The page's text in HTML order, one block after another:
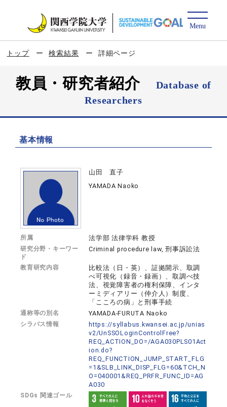
トップ 検索結果 詳細ページ
教員・研究者紹介
Database of
Researchers
基本情報
山田 直子
YAMADA Naoko
所属 法学部 法律学科 教授
研究分野・キーワー
ド
Criminal procedure law, 刑事訴訟法
教育研究内容
比較法（日・英）、証拠開示、取調
べ可視化（録音・録画）、取調べ技
法、視覚障害者の権利保障、インタ
ーミディアリー（仲介人）制度、
「こころの病」と刑事手続
通称等の別名 YAMADA-FURUTA Naoko
シラバス情報
https://syllabus.kwansei.ac.jp/unias
v2/UnSSOLoginControlFree?
REQ_ACTION_DO=/AGA030PLS01Act
ion.do?
REQ_FUNCTION_JUMP_START_FLG
=1&SLB_LINK_DISP_FLG=60&TCH_N
O=040001&REQ_PRFR_FUNC_ID=AG
A030
SDGs 関連ゴール